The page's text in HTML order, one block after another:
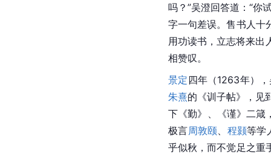
吗？”吴澄回答道：“你
字一句差误。售书人十
用功读书，立志将来出
相赞叹。
景定 四年（1263年）
朱熹的《训子帖》，见
下《勤》、《谨》二箴
极言周敦颐 程颢等学
乎似秋，而不觉足之重